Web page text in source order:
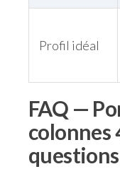
Profil idéal
FAQ —
colonnes